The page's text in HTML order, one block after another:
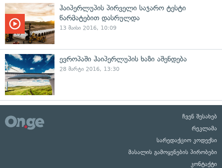
ჰაიპერლუპის პირველი საჯარო ტესტი
წარმატებით დასრულდა
13 მაისი 2016, 10:09
ევროპაში ჰაიპერლუპის ხაზი აშენდება
28 მარტი 2016, 13:30
ჩვენ შესახებ
რეკლამა
სარედაქციო კოდექსი
მასალის გამოყენების პირობები
კონტაქტი